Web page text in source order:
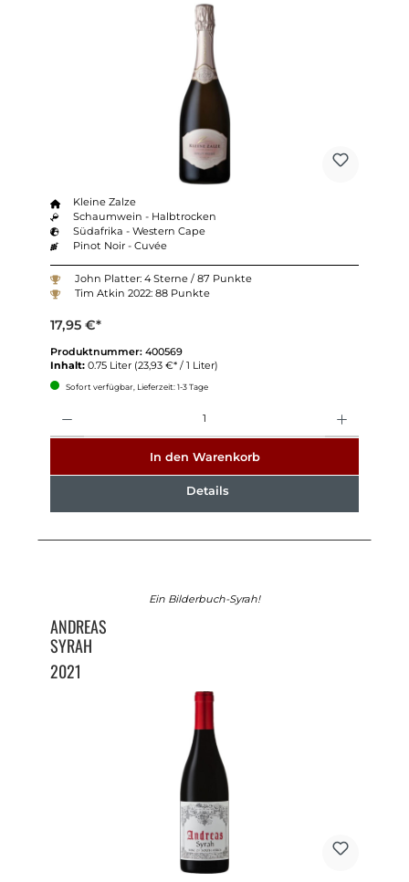
Kleine Zalze
Schaumwein - Halbtrocken
Südafrika - Western Cape
Pinot Noir - Cuvée
John Platter: 4 Sterne / 87 Punkte
Tim Atkin 2022: 88 Punkte
17,95 €*
Produktnummer: 400569
Inhalt: 0.75 Liter (23,93 €* / 1 Liter)
Sofort verfügbar, Lieferzeit: 1-3 Tage
In den Warenkorb
Details
Ein Bilderbuch-Syrah!
ANDREAS
SYRAH
2021